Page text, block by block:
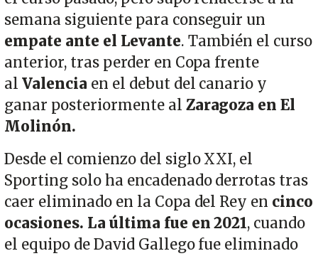
semana siguiente para conseguir un
empate ante el Levante. También el curso
anterior, tras perder en Copa frente
al Valencia en el debut del canario y
ganar posteriormente al Zaragoza en El
Molinón.
Desde el comienzo del siglo XXI, el
Sporting solo ha encadenado derrotas tras
caer eliminado en la Copa del Rey en cinco
ocasiones. La última fue en 2021, cuando
el equipo de David Gallego fue eliminado